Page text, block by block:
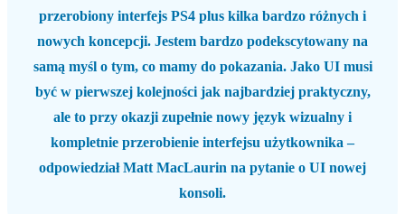
przerobiony interfejs PS4 plus kilka bardzo różnych i
nowych koncepcji. Jestem bardzo podekscytowany na
samą myśl o tym, co mamy do pokazania. Jako UI musi
być w pierwszej kolejności jak najbardziej praktyczny,
ale to przy okazji zupełnie nowy język wizualny i
kompletnie przerobienie interfejsu użytkownika –
odpowiedział Matt MacLaurin na pytanie o UI nowej
konsoli.